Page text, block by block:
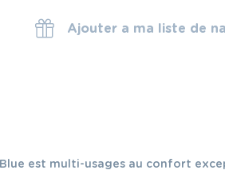
Ajouter a ma liste de
est multi-usages au confort